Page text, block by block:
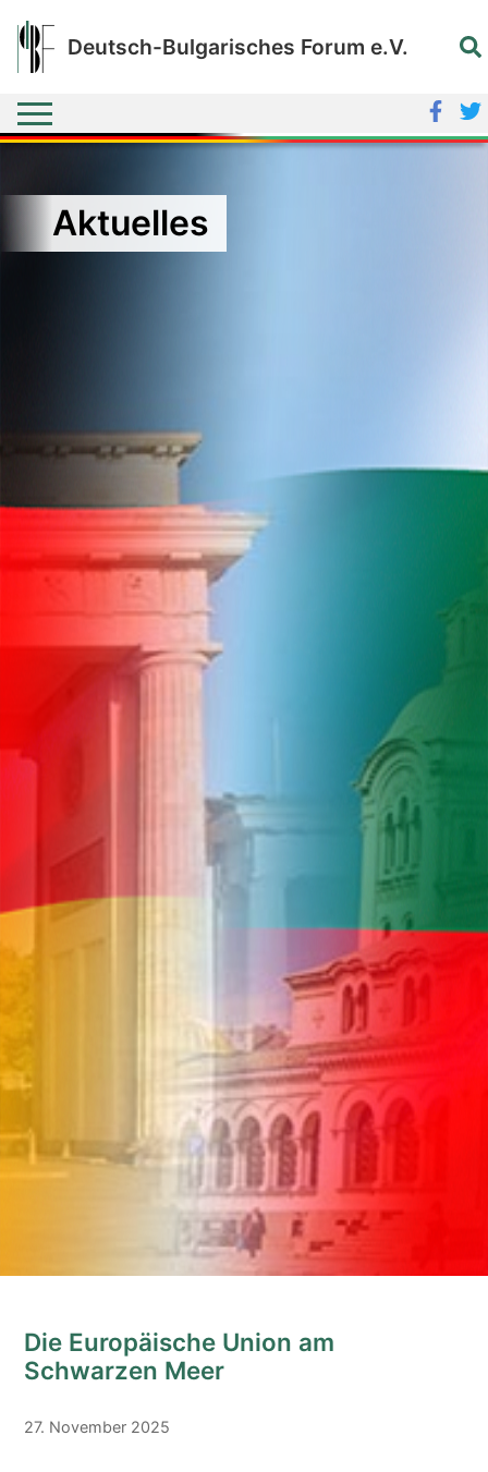
Deutsch-Bulgarisches Forum e.V.
Aktuelles
Die Europäische Union am
Schwarzen Meer
27. November 2025